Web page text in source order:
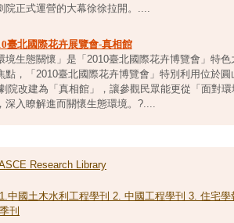
院正式運營的大幕徐徐拉開。....
臺北國際花卉展覽會-真相館
境生態關懷」是「2010臺北國際花卉博覽會」特
點，「2010臺北國際花卉博覽會」特別利用位於
院改建為「真相館」，讓參觀民眾能更從「面對
深入瞭解進而關懷生態環境。?....
Research Library
1.中國土木水利工程學刊 2. 中國工程學刊 3. 住宅
季刊